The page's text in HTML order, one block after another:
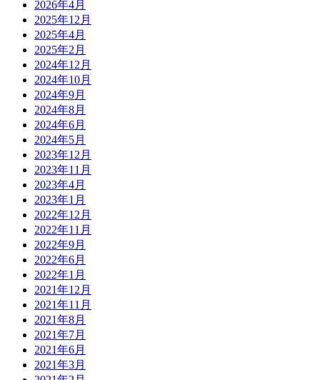
2026年4月
2025年12月
2025年4月
2025年2月
2024年12月
2024年10月
2024年9月
2024年8月
2024年6月
2024年5月
2023年12月
2023年11月
2023年4月
2023年1月
2022年12月
2022年11月
2022年9月
2022年6月
2022年1月
2021年12月
2021年11月
2021年8月
2021年7月
2021年6月
2021年3月